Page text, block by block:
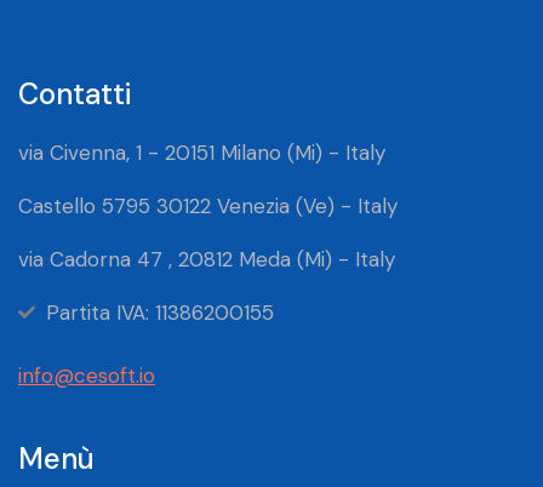
Contatti
via Civenna, 1 - 20151 Milano (Mi) - Italy
Castello 5795 30122 Venezia (Ve) - Italy
via Cadorna 47 , 20812 Meda (Mi) - Italy
Partita IVA: 11386200155
info@cesoft.io
Menù